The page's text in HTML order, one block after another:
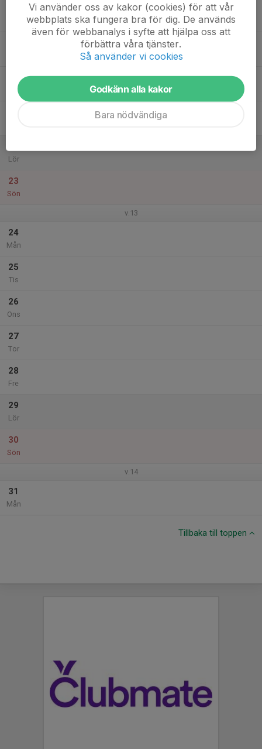
Tor
Lör
23
Sön
v.13
24
Mån
25
Tis
26
Ons
27
Tor
28
Fre
29
Lör
30
Sön
v.14
31
Mån
Tillbaka till toppen
Vi använder oss av kakor (cookies) för att vår
webbplats ska fungera bra för dig. De används
även för webbanalys i syfte att hjälpa oss att
förbättra våra tjänster.
Så använder vi cookies
Godkänn alla kakor
Bara nödvändiga